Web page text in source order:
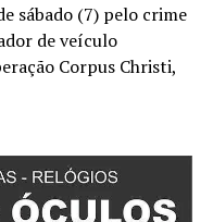
sábado (7) pelo crime
de veículo
Corpus Christi,